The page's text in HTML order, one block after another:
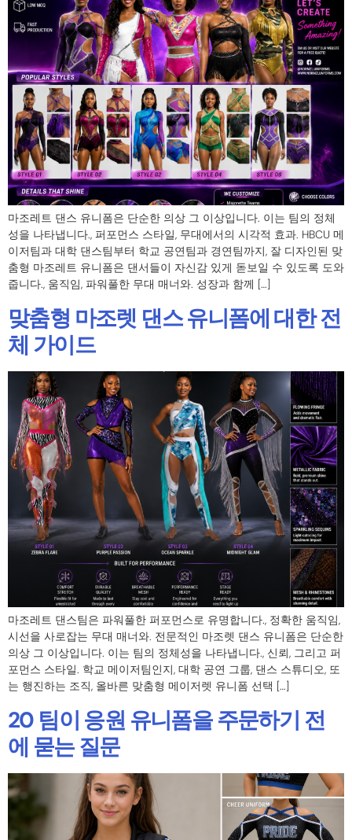
마조레트 댄스 유니폼은 단순한 의상 그 이상입니다. 이는 팀의 정체
성을 나타냅니다., 퍼포먼스 스타일, 무대에서의 시각적 효과. HBCU 메
이저팀과 대학 댄스팀부터 학교 공연팀과 경연팀까지, 잘 디자인된 맞
춤형 마조레트 유니폼은 댄서들이 자신감 있게 돋보일 수 있도록 도와
줍니다., 움직임, 파워풀한 무대 매너와. 성장과 함께 […]
맞춤형 마조렛 댄스 유니폼에 대한 전
체 가이드
마조레트 댄스팀은 파워풀한 퍼포먼스로 유명합니다., 정확한 움직임,
시선을 사로잡는 무대 매너와. 전문적인 마조렛 댄스 유니폼은 단순한
의상 그 이상입니다. 이는 팀의 정체성을 나타냅니다., 신뢰, 그리고 퍼
포먼스 스타일. 학교 메이저팀인지, 대학 공연 그룹, 댄스 스튜디오, 또
는 행진하는 조직, 올바른 맞춤형 메이저렛 유니폼 선택 […]
20 팀이 응원 유니폼을 주문하기 전
에 묻는 질문